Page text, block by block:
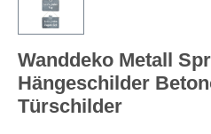
Wanddeko Metall
Hängeschilder
Türschilder